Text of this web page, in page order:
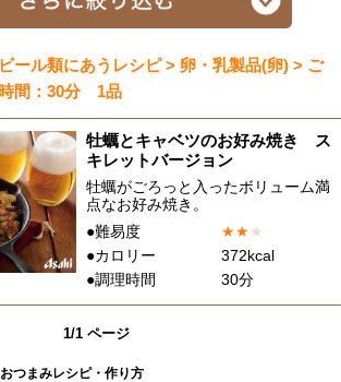
ール類にあうレシピ > 卵・乳製品(卵) > ご
間：30分 1品
牡蠣とキャベツのお好み焼き ス
キレットバージョン
牡蠣がごろっと入ったボリューム満
点なお好み焼き。
●難易度
★★★
●カロリー
372kcal
●調理時間
30分
1/1 ページ
つまみレシピ・作り方